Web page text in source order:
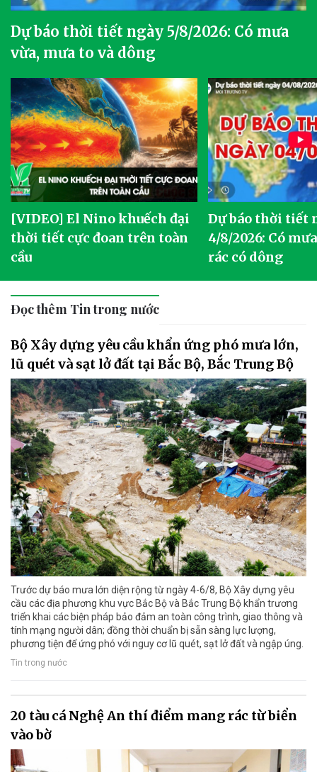
Dự báo thời tiết ngày 5/8/2026: Có mưa
vừa, mưa to và dông
[VIDEO] El Nino khuếch đại
thời tiết cực đoan trên toàn
cầu
Dự báo thời tiết
4/8/2026: Có
rác có dông
Đọc thêm Tin trong nước
Bộ Xây dựng yêu cầu khẩn ứng phó mưa lớn,
lũ quét và sạt lở đất tại Bắc Bộ, Bắc Trung Bộ
Trước dự báo mưa lớn diện rộng từ ngày 4-6/8, Bộ Xây dựng yêu
cầu các địa phương khu vực Bắc Bộ và Bắc Trung Bộ khẩn trương
triển khai các biện pháp bảo đảm an toàn công trình, giao thông và
tính mạng người dân; đồng thời chuẩn bị sẵn sàng lực lượng,
phương tiện để ứng phó với nguy cơ lũ quét, sạt lở đất và ngập úng.
Tin trong nước
20 tàu cá Nghệ An thí điểm mang rác từ biển
vào bờ